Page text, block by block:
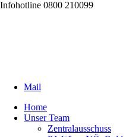
Infohotline 0800 210099
Mail
Home
Unser Team
Zentralausschuss